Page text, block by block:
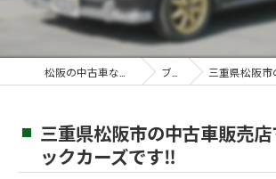
ブログ 三重県松阪市の中古車
三重県松阪市の中古車販売店
ックカーズです‼️